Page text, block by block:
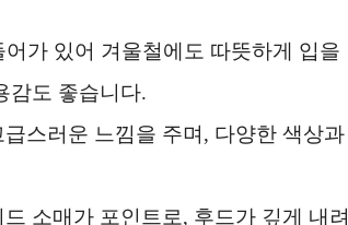
가 있어 겨울철에도 따뜻하게 입을
감도 좋습니다.
스러운 느낌을 주며, 다양한 색상과
소매가 포인트로, 후드가 깊게 내려